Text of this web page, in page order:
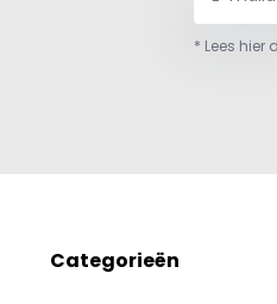
* Lees hier
Categorieën